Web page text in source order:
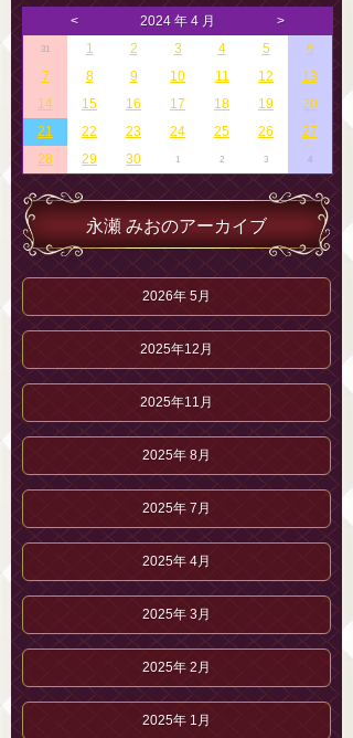
< 2024 年 4 月 >
31 1 2 3 4 5
6
7
8 9 10 11 12
13
14
15 16 17 18 19
20
21
22 23 24 25 26
27
28
29 30 1 2 3 4
永瀬 みおのアーカイブ
2026年 5月
2025年12月
2025年11月
2025年 8月
2025年 7月
2025年 4月
2025年 3月
2025年 2月
2025年 1月